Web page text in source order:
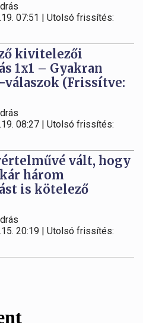
07:51 | Utolsó frissítés:
kivitelezői
1x1 – Gyakran
(Frissítve:
08:27 | Utolsó frissítés:
vált, hogy
három
is kötelező
20:19 | Utolsó frissítés: